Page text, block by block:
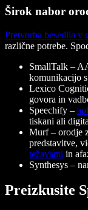
Širok nabor
Pretvorba besedila v
različne potrebe.
SmallTalk –
komunikacijo
Lexico
govora in
Speechify –
tiskani ali
Murf– orodje
predstavitve,
težavami in
Synthesys –
Preizkusite